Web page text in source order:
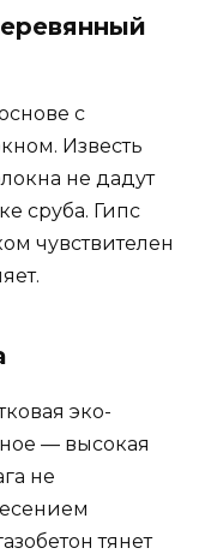
с
Известь
не дадут
сруба. Гипс
чувствителен
эко-
— высокая
не
тянет